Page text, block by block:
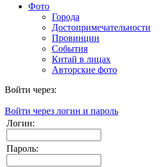
Фото
Города
Достопримечательности
Провинции
События
Китай в лицах
Авторские фото
Войти через:
Войти через логин и пароль
Логин:
Пароль: